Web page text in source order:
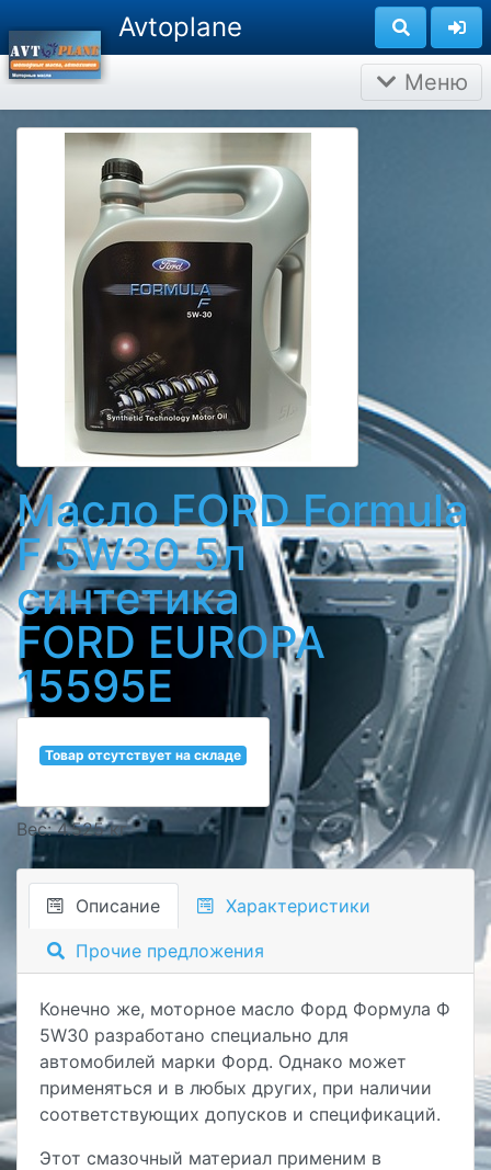
Avtoplane
Меню
Масло FORD Formula
F 5W30 5л
синтетика
FORD EUROPA
15595E
Товар отсутствует на складе
Вес: 4.525 кг
Описание Характеристики
Прочие предложения
Конечно же, моторное масло Форд Формула Ф
5W30 разработано специально для
автомобилей марки Форд. Однако может
применяться и в любых других, при наличии
соответствующих допусков и спецификаций.
Этот смазочный материал применим в